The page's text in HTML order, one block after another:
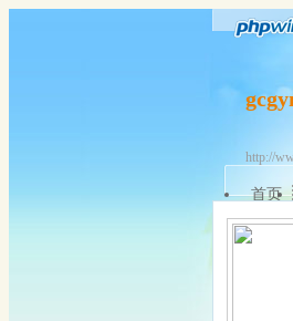
http://
首页